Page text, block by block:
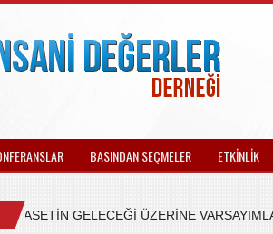
BASINDAN SEÇMELER ETKİNLİK
GELECEĞİ ÜZERİNE VARSAYIMLAR